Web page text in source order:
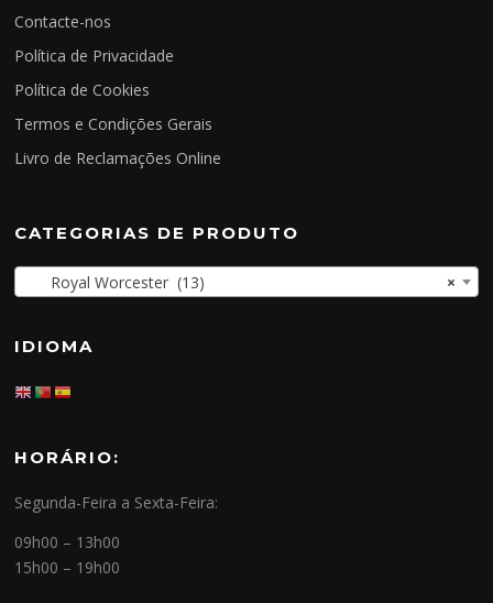
Contacte-nos
Política de Privacidade
Política de Cookies
Termos e Condições Gerais
Livro de Reclamações Online
CATEGORIAS DE PRODUTO
×
Royal Worcester (13)
IDIOMA
HORÁRIO:
Segunda-Feira a Sexta-Feira:
09h00 – 13h00
15h00 – 19h00